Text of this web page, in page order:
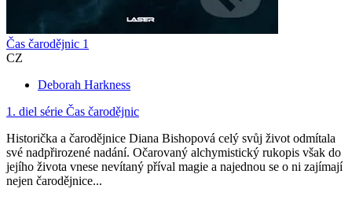
Čas čarodějnic 1
CZ
Deborah Harkness
1. diel série Čas čarodějnic
Historička a čarodějnice Diana Bishopová celý svůj život odmítala
své nadpřirozené nadání. Očarovaný alchymistický rukopis však do
jejího života vnese nevítaný příval magie a najednou se o ni zajímají
nejen čarodějnice...